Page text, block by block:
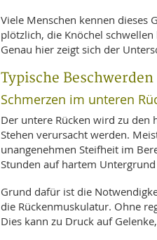
Viele Menschen kennen dieses
plötzlich, die Knöchel
Genau hier zeigt sich der
Typische
Schmerzen im unteren
Der untere Rücken wird zu den
Stehen verursacht werden.
unangenehmen Steifheit im
Stunden auf hartem
Grund dafür ist die
die Rückenmuskulatur. Ohne
Dies kann zu Druck auf